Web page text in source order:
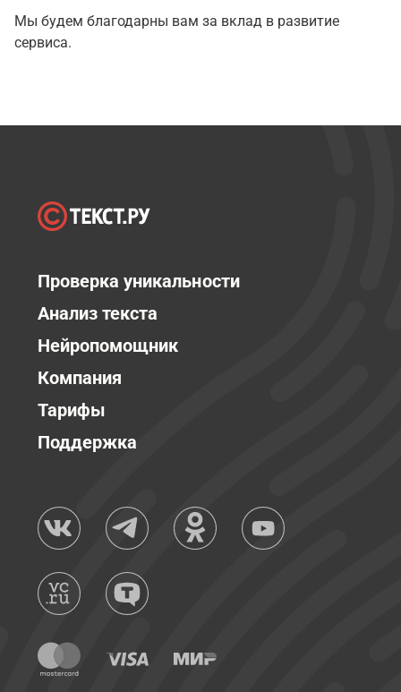
Мы будем благодарны вам за вклад в развитие
сервиса.
Проверка уникальности
Анализ текста
Нейропомощник
Компания
Тарифы
Поддержка